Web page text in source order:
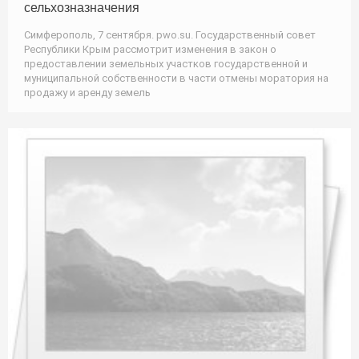
сельхозназначения
Симферополь, 7 сентября. pwo.su. Государственный совет
Республики Крым рассмотрит изменения в закон о
предоставлении земельных участков государственной и
муниципальной собственности в части отмены моратория на
продажу и аренду земель